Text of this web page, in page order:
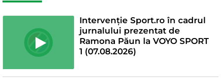
Intervenție Sport.ro în cadrul
jurnalului prezentat de
Ramona Păun la VOYO SPORT
1 (07.08.2026)